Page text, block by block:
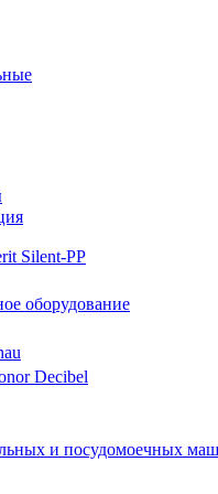
Silent-PP
оборудование
Decibel
и посудомоечных